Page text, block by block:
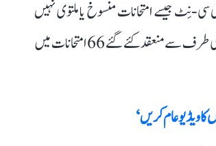
نِٹ جیسے امتحانات منسوخ یا ملتوی نہیں
ہوئے تھے؟ کیا گزشتہ 7 سالوں میں 70 پیپرز لیک نہیں ہوئے؟ کیا این ٹی اے کی طرف سے منعقد کئے گئے 66 امتحانات میں
کا ویڈیو عام کریں‘